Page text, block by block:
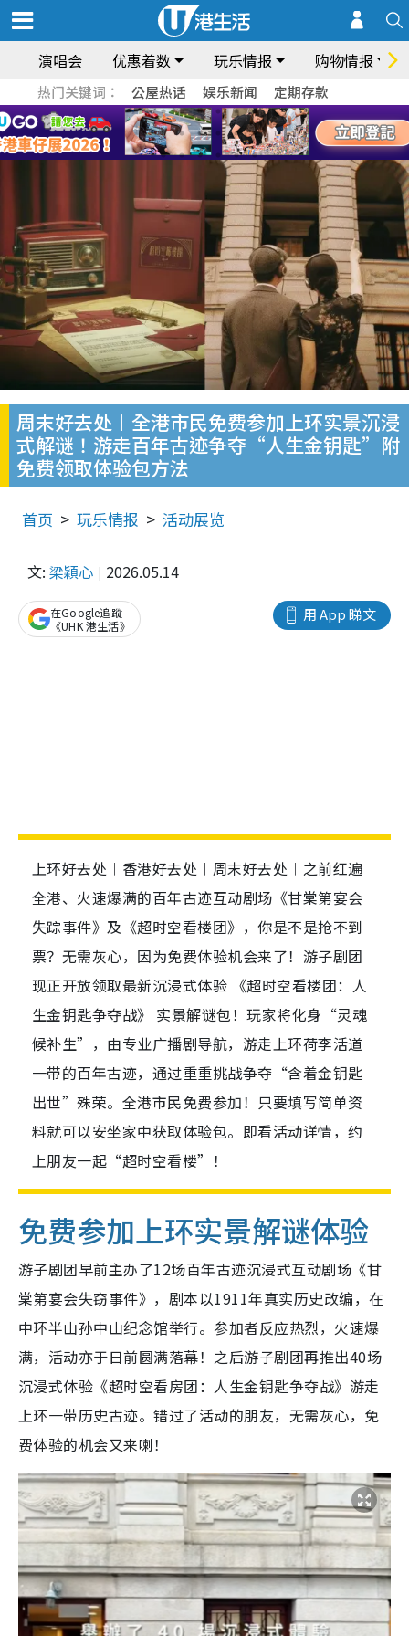
演唱会 优惠着数 玩乐情报 购物情报
热门关键词： 公屋热话 娱乐新闻 定期存款
周末好去处︱全港市民免费参加上环实景沉浸
式解谜！游走百年古迹争夺“人生金钥匙”附
免费领取体验包方法
首页 玩乐情报 活动展览
文: 梁穎心 2026.05.14
用 App 睇文
在Google追蹤
《UHK 港生活》
上环好去处︱香港好去处︱周末好去处︱之前红遍
全港、火速爆满的百年古迹互动剧场《甘棠第宴会
失踪事件》及《超时空看楼团》，你是不是抢不到
票？无需灰心，因为免费体验机会来了！游子剧团
现正开放领取最新沉浸式体验 《超时空看楼团：人
生金钥匙争夺战》 实景解谜包！玩家将化身“灵魂
候补生”，由专业广播剧导航，游走上环荷李活道
一带的百年古迹，通过重重挑战争夺“含着金钥匙
出世”殊荣。全港市民免费参加！只要填写简单资
料就可以安坐家中获取体验包。即看活动详情，约
上朋友一起“超时空看楼”！
免费参加上环实景解谜体验
游子剧团早前主办了12场百年古迹沉浸式互动剧场《甘
棠第宴会失窃事件》，剧本以1911年真实历史改编，在
中环半山孙中山纪念馆举行。参加者反应热烈，火速爆
满，活动亦于日前圆满落幕！之后游子剧团再推出40场
沉浸式体验《超时空看房团：人生金钥匙争夺战》游走
上环一带历史古迹。错过了活动的朋友，无需灰心，免
费体验的机会又来喇！